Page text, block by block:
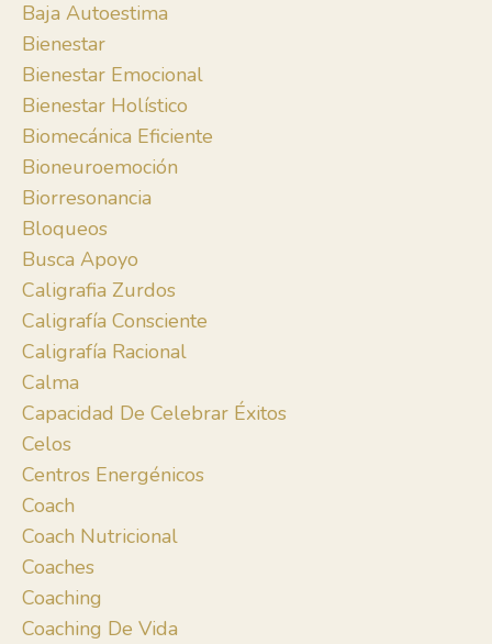
Baja Autoestima
Bienestar
Bienestar Emocional
Bienestar Holístico
Biomecánica Eficiente
Bioneuroemoción
Biorresonancia
Bloqueos
Busca Apoyo
Caligrafia Zurdos
Caligrafía Consciente
Caligrafía Racional
Calma
Capacidad De Celebrar Éxitos
Celos
Centros Energénicos
Coach
Coach Nutricional
Coaches
Coaching
Coaching De Vida